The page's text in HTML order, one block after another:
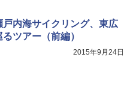
戸内海サイクリング、東広
ツアー（前編）
2015年9月24日